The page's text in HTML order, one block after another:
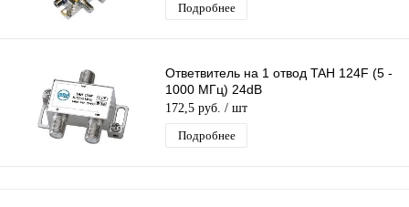
Подробнее
Ответвитель на 1 отвод TAH 124F (5 -
1000 МГц) 24dB
172,5 руб. / шт
Подробнее